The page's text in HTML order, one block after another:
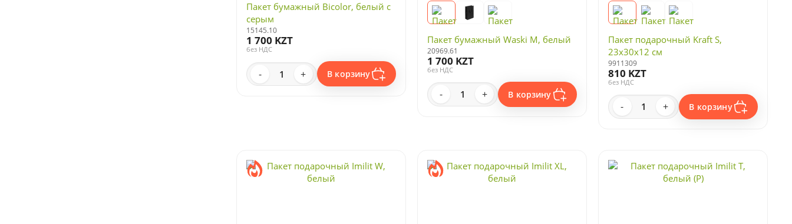
Пакет бумажный Bicolor, белый с
серым
15145.10
1 700 KZT
без НДС
- + В корзину
Пакет бумажный Waski M, белый
20969.61
1 700 KZT
без НДС
- + В корзину
Пакет подарочный Kraft S,
23x30x12 см
9911309
810 KZT
без НДС
- + В корзину